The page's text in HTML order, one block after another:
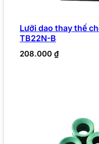
Lưỡi dao thay thế
TB22N-B
208.000 ₫